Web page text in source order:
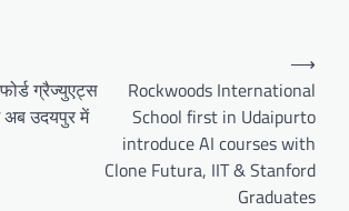
ग्रैज्युएट्स
उदयपुर में
Rockwoods International
School first in Udaipurto
introduce AI courses with
Clone Futura, IIT & Stanford
Graduates
⟶